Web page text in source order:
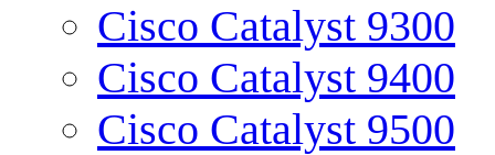
Cisco Catalyst 9300
Cisco Catalyst 9400
Cisco Catalyst 9500